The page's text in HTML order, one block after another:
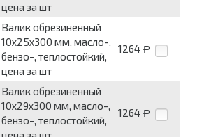
цена за шт
Валик обрезиненный
10x25x300 мм, масло-,
бензо-, теплостойкий,
цена за шт
1264 Р
Валик обрезиненный
10x29x300 мм, масло-,
бензо-, теплостойкий,
1264 Р